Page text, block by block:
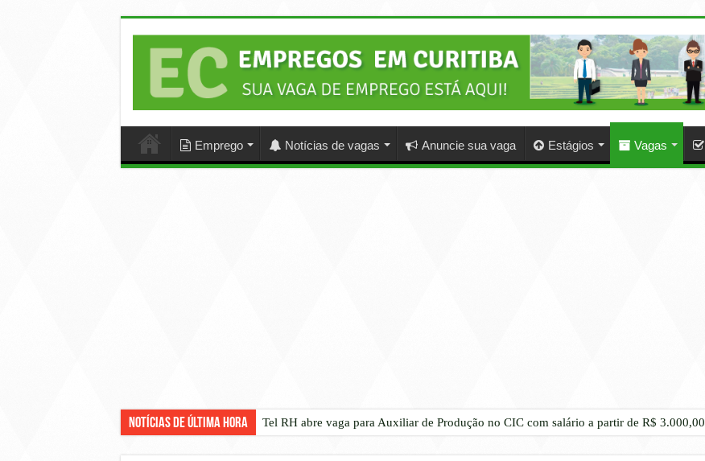
Emprego Notícias de vagas Anuncie sua vaga Estágios Vagas
Notícias de Última Hora Tel RH abre vaga para Auxiliar de Produção no CIC com salário a partir de R$ 3.000,00